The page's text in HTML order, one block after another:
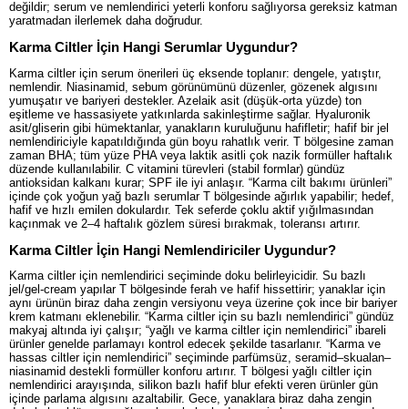
değildir; serum ve nemlendirici yeterli konforu sağlıyorsa gereksiz katman
yaratmadan ilerlemek daha doğrudur.
Karma Ciltler İçin Hangi Serumlar Uygundur?
Karma ciltler için serum önerileri üç eksende toplanır: dengele, yatıştır,
nemlendir. Niasinamid, sebum görünümünü düzenler, gözenek algısını
yumuşatır ve bariyeri destekler. Azelaik asit (düşük-orta yüzde) ton
eşitleme ve hassasiyete yatkınlarda sakinleştirme sağlar. Hyaluronik
asit/gliserin gibi hümektanlar, yanakların kuruluğunu hafifletir; hafif bir jel
nemlendiriciyle kapatıldığında gün boyu rahatlık verir. T bölgesine zaman
zaman BHA; tüm yüze PHA veya laktik asitli çok nazik formüller haftalık
düzende kullanılabilir. C vitamini türevleri (stabil formlar) gündüz
antioksidan kalkanı kurar; SPF ile iyi anlaşır. “Karma cilt bakımı ürünleri”
içinde çok yoğun yağ bazlı serumlar T bölgesinde ağırlık yapabilir; hedef,
hafif ve hızlı emilen dokulardır. Tek seferde çoklu aktif yığılmasından
kaçınmak ve 2–4 haftalık gözlem süresi bırakmak, toleransı artırır.
Karma Ciltler İçin Hangi Nemlendiriciler Uygundur?
Karma ciltler için nemlendirici seçiminde doku belirleyicidir. Su bazlı
jel/gel-cream yapılar T bölgesinde ferah ve hafif hissettirir; yanaklar için
aynı ürünün biraz daha zengin versiyonu veya üzerine çok ince bir bariyer
krem katmanı eklenebilir. “Karma ciltler için su bazlı nemlendirici” gündüz
makyaj altında iyi çalışır; “yağlı ve karma ciltler için nemlendirici” ibareli
ürünler genelde parlamayı kontrol edecek şekilde tasarlanır. “Karma ve
hassas ciltler için nemlendirici” seçiminde parfümsüz, seramid–skualan–
niasinamid destekli formüller konforu artırır. T bölgesi yağlı ciltler için
nemlendirici arayışında, silikon bazlı hafif blur efekti veren ürünler gün
içinde parlama algısını azaltabilir. Gece, yanaklara biraz daha zengin